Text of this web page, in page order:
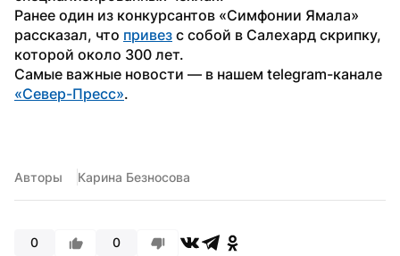
Ранее один из конкурсантов «Симфонии Ямала»
рассказал, что привез с собой в Салехард скрипку,
которой около 300 лет.
«Север-Пресс».
Авторы Карина Безносова
0 0